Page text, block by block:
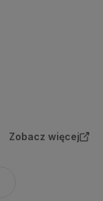
Zobacz więcej